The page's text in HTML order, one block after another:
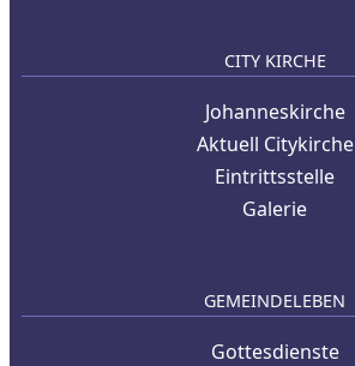
CITY KIRCHE
Johanneskirche
Aktuell Citykirche
Eintrittsstelle
Galerie
GEMEINDELEBEN
Gottesdienste